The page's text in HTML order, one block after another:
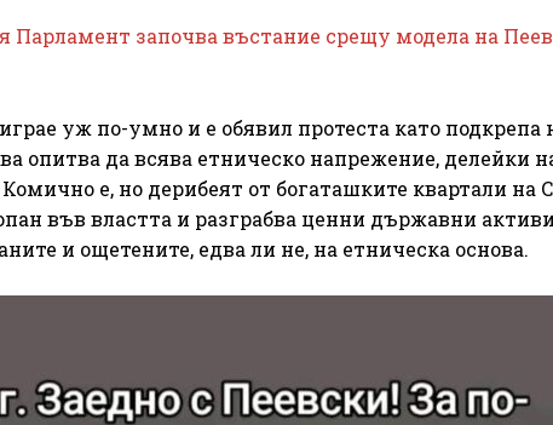
започва въстание срещу модела на
уж по-умно и е обявил протеста като
опитва да всява етническо напрежение, делейки
е, но дерибеят от богаташките квартали на
във властта и разграбва ценни държавни
и ощетените, едва ли не, на етническа основа.